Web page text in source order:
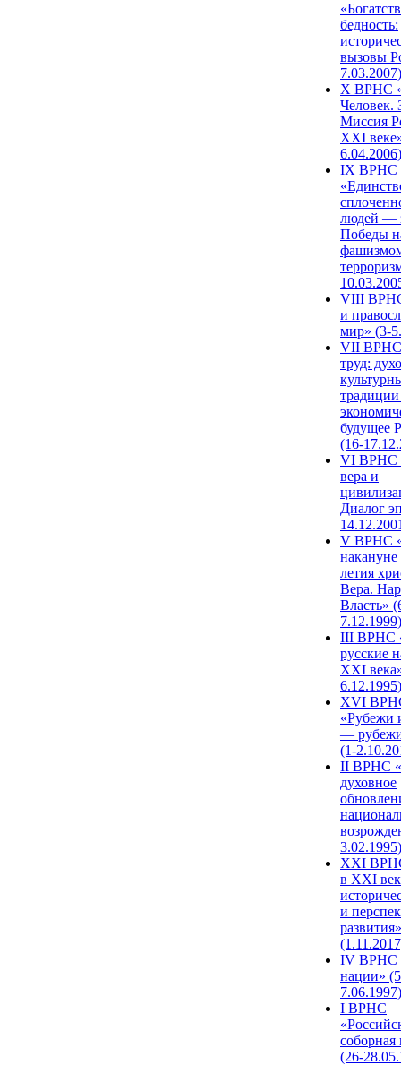
бедность:
вызовы
7.03.2007)
X ВРНС
Человек.
Миссия
XXI
6.04.2006)
IX ВРНС
людей —
Победы
VIII
и
мир» (3-
VII ВРНС
труд:
будущее
(16-
VI ВРНС
вера и
Диалог
V ВРНС
накануне
летия
Вера.
Власть»
7.12.1999)
III ВРНС
русские
XXI
6.12.1995)
XVI
«Рубежи
—
(1-
II ВРНС
духовное
3.02.1995)
XХI
в XXI
и
развития»
IV ВРНС
нации»
7.06.1997)
I ВРНС
(26-